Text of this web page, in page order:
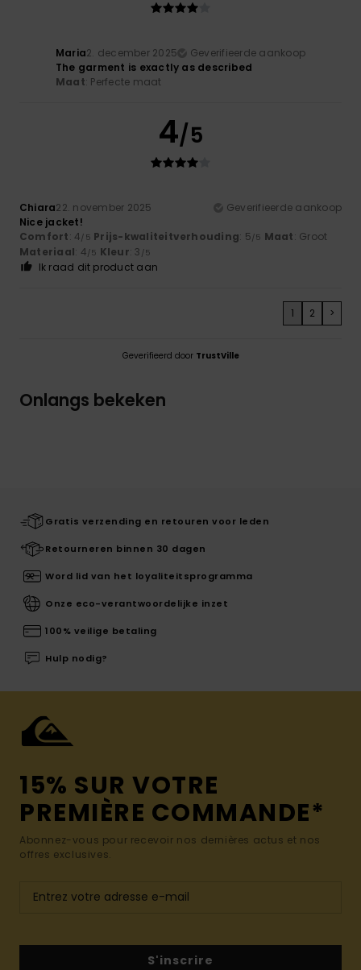
Maria2. december 2025
Geverifieerde aankoop
The garment is exactly as described
Maat: Perfecte maat
4/5
Chiara22. november 2025
Geverifieerde aankoop
Nice jacket!
Comfort: 4/5 Prijs-kwaliteitverhouding: 5/5 Maat: Groot
Materiaal: 4/5 Kleur: 3 /5
Ik raad dit product aan
1 2 >
Geverifieerd door TrustVille
Onlangs bekeken
Gratis verzending en retouren voor leden
Retourneren binnen 30 dagen
Word lid van het loyaliteitsprogramma
Onze eco-verantwoordelijke inzet
100% veilige betaling
Hulp nodig?
15% SUR VOTRE
PREMIÈRE COMMANDE*
Abonnez-vous pour recevoir nos dernières actus et nos
offres exclusives.
S'inscrire